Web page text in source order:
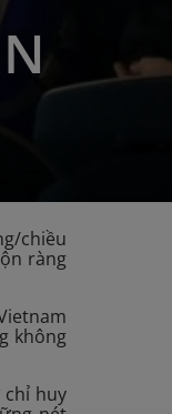
chiều
ràng
không
chỉ huy